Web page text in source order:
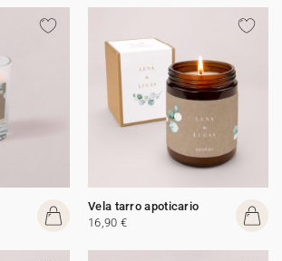
Vela tarro apoticario
16,90 €